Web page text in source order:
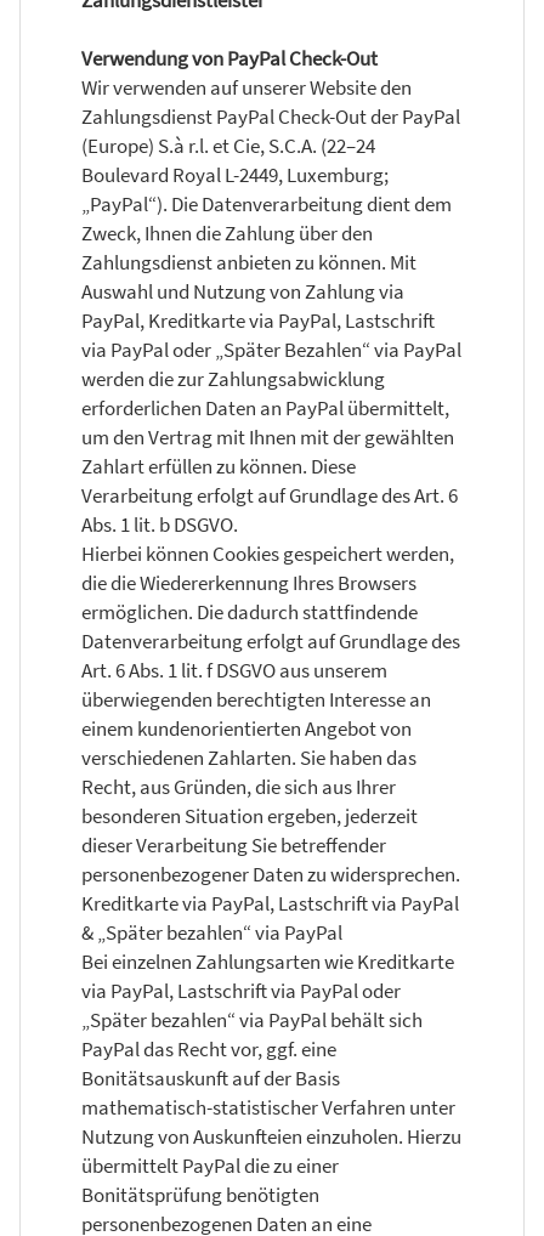
Verwendung von PayPal Check-Out
Wir verwenden auf unserer Website den
Zahlungsdienst PayPal Check-Out der PayPal
(Europe) S.à r.l. et Cie, S.C.A. (22–24
Boulevard Royal L-2449, Luxemburg;
„PayPal“). Die Datenverarbeitung dient dem
Zweck, Ihnen die Zahlung über den
Zahlungsdienst anbieten zu können. Mit
Auswahl und Nutzung von Zahlung via
PayPal, Kreditkarte via PayPal, Lastschrift
via PayPal oder „Später Bezahlen“ via PayPal
werden die zur Zahlungsabwicklung
erforderlichen Daten an PayPal übermittelt,
um den Vertrag mit Ihnen mit der gewählten
Zahlart erfüllen zu können. Diese
Verarbeitung erfolgt auf Grundlage des Art. 6
Abs. 1 lit. b DSGVO.
Hierbei können Cookies gespeichert werden,
die die Wiedererkennung Ihres Browsers
ermöglichen. Die dadurch stattfindende
Datenverarbeitung erfolgt auf Grundlage des
Art. 6 Abs. 1 lit. f DSGVO aus unserem
überwiegenden berechtigten Interesse an
einem kundenorientierten Angebot von
verschiedenen Zahlarten. Sie haben das
Recht, aus Gründen, die sich aus Ihrer
besonderen Situation ergeben, jederzeit
dieser Verarbeitung Sie betreffender
personenbezogener Daten zu widersprechen.
Kreditkarte via PayPal, Lastschrift via PayPal
& „Später bezahlen“ via PayPal
Bei einzelnen Zahlungsarten wie Kreditkarte
via PayPal, Lastschrift via PayPal oder
„Später bezahlen“ via PayPal behält sich
PayPal das Recht vor, ggf. eine
Bonitätsauskunft auf der Basis
mathematisch-statistischer Verfahren unter
Nutzung von Auskunfteien einzuholen. Hierzu
übermittelt PayPal die zu einer
Bonitätsprüfung benötigten
personenbezogenen Daten an eine